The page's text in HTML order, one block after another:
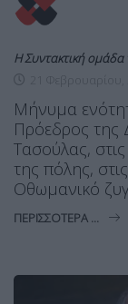
Η Συντακτική
Μήνυμα
Πρόεδρος της
Τασούλας,
της πόλης,
Οθωμανικό
ΠΕΡΙΣΣΌΤΕΡΑ ...